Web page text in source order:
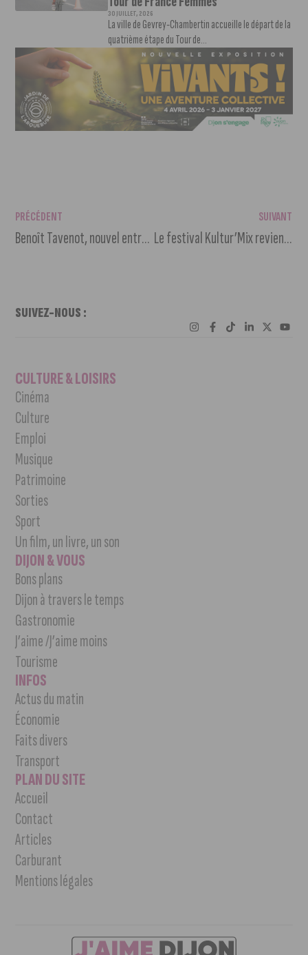
30 JUILLET, 2026
La ville de Gevrey-Chambertin accueille le départ de la
quatrième étape du Tour de...
PRÉCÉDENT
Benoît Tavenot, nouvel entraîneur du DFCO
SUIVANT
Le festival Kultur’Mix revient pour une 12ème édition à Dijon
SUIVEZ-NOUS :
CULTURE & LOISIRS
Cinéma
Culture
Emploi
Musique
Patrimoine
Sorties
Sport
Un film, un livre, un son
DIJON & VOUS
Bons plans
Dijon à travers le temps
Gastronomie
J’aime /J’aime moins
Tourisme
INFOS
Actus du matin
Économie
Faits divers
Transport
PLAN DU SITE
Accueil
Contact
Articles
Carburant
Mentions légales